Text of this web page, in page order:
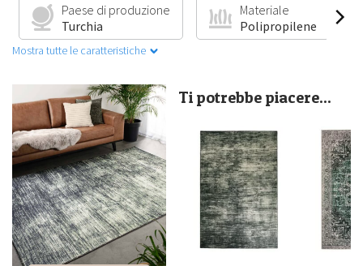
Paese di produzione
Turchia
Materiale
Polipropilene
Mostra tutte le caratteristiche
Ti potrebbe piacere...